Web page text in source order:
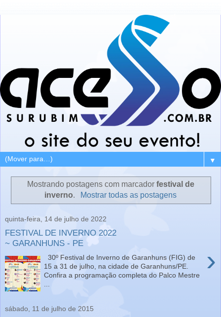
▼
Mostrando postagens com marcador festival de
inverno. Mostrar todas as postagens
quinta-feira, 14 de julho de 2022
FESTIVAL DE INVERNO 2022
~ GARANHUNS - PE
›
30º Festival de Inverno de Garanhuns (FIG) de
15 a 31 de julho, na cidade de Garanhuns/PE.
Confira a programação completa do Palco Mestre
sábado, 11 de julho de 2015